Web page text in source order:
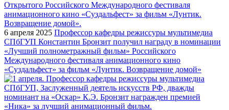
6 апреля 2025 Профессор кафедры режиссуры мультимедиа
СПбГУП Константин Бронзит получил награду в номинации
«Лучший полнометражный фильм» Российского
Международного фестиваля анимационного кино
«Суздальфест» за фильм «Лунтик. Возвращение домой»